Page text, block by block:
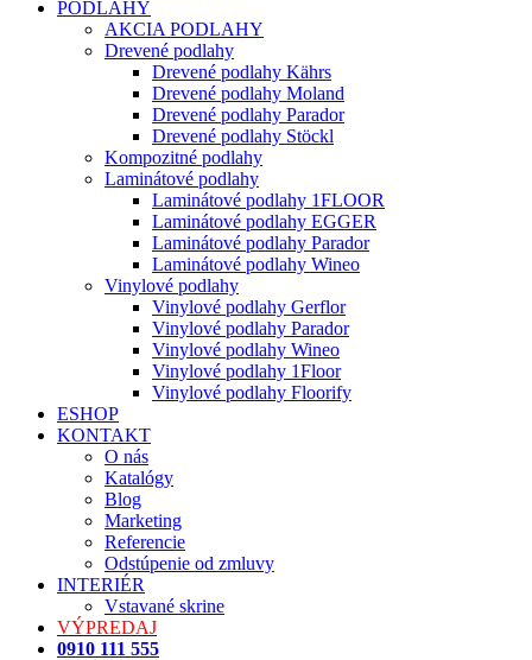
PODLAHY
AKCIA PODLAHY
Drevené podlahy
Drevené podlahy Kährs
Drevené podlahy Moland
Drevené podlahy Parador
Drevené podlahy Stöckl
Kompozitné podlahy
Laminátové podlahy
Laminátové podlahy 1FLOOR
Laminátové podlahy EGGER
Laminátové podlahy Parador
Laminátové podlahy Wineo
Vinylové podlahy
Vinylové podlahy Gerflor
Vinylové podlahy Parador
Vinylové podlahy Wineo
Vinylové podlahy 1Floor
Vinylové podlahy Floorify
ESHOP
KONTAKT
O nás
Katalógy
Blog
Marketing
Referencie
Odstúpenie od zmluvy
INTERIÉR
Vstavané skrine
VÝPREDAJ
0910 111 555